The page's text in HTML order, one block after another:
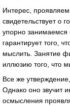
Интерес,
свидетельствует о
упорно
гарантирует того,
мыслить. Занятие
иллюзию того, что
Все же
Однако оно звучит
осмысления